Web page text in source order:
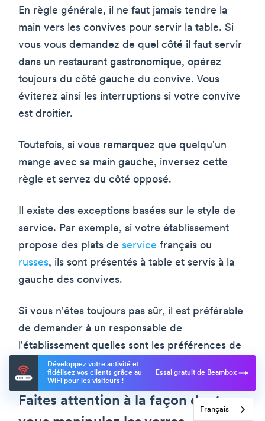
En règle générale, il ne faut jamais tendre la
main vers les convives pour servir la table. Si
vous vous demandez de quel côté il faut servir
dans un restaurant gastronomique, opérez
toujours du côté gauche du convive. Vous
éviterez ainsi les interruptions si votre convive
est droitier.
Toutefois, si vous remarquez que quelqu'un
mange avec sa main gauche, inversez cette
règle et servez du côté opposé.
Il existe des exceptions basées sur le style de
service. Par exemple, si votre établissement
propose des plats de service français ou
russes, ils sont présentés à table et servis à la
gauche des convives.
Si vous n'êtes toujours pas sûr, il est préférable
de demander à un responsable de
l'établissement quelles sont les préférences de
celui-ci en matière de service.
Faites attention à la façon dont
Développez votre activité et
fidélisez vos clients grâce au
WiFi pour les visiteurs !
Essai gratuit de Beambox
Français